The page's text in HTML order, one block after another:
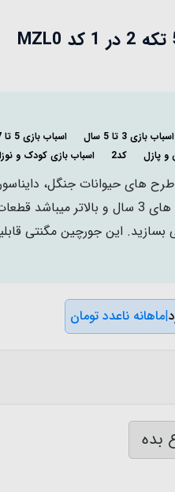
اسباب بازی 3 تا 5 سال
اسباب بازی 5 تا 7 سال
و پازل کد2 اسباب بازی کودک و
مگنتی 55 تکه در طرح های حیوانات جنگل،
یک بازی فوق العاده برای بچه های 3 سال و
بسازید. این جورچین مگنتی
|ماهانه ناعدد تومان
بده